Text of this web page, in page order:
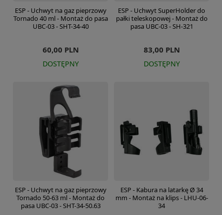
ESP - Uchwyt na gaz pieprzowy
Tornado 40 ml - Montaż do pasa
UBC-03 - SHT-34-40
60,00 PLN
DOSTĘPNY
ESP - Uchwyt SuperHolder do
pałki teleskopowej - Montaż do
pasa UBC-03 - SH-321
83,00 PLN
DOSTĘPNY
ESP - Uchwyt na gaz pieprzowy
Tornado 50-63 ml - Montaż do
pasa UBC-03 - SHT-34-50.63
ESP - Kabura na latarkę Ø 34
mm - Montaż na klips - LHU-06-
34